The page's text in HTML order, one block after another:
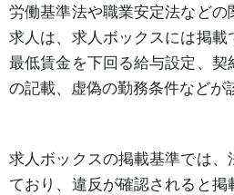
労働基準法や職業安定法などの
求人は、求人ボックスには掲載
最低賃金を下回る給与設定、契
の記載、虚偽の勤務条件などが
求人ボックスの掲載基準では
ており、違反が確認されると